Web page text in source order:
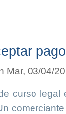
Mar, 03/04/
curso legal